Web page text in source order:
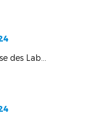
Cérémonie de Remise des Labels FFF